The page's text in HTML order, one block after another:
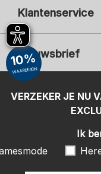
Klantenservice
Nieuwsbrief
Uw e-mailadres
ADIDAS
VERZEKER JE NU
10%
WAARDEBON
Ik